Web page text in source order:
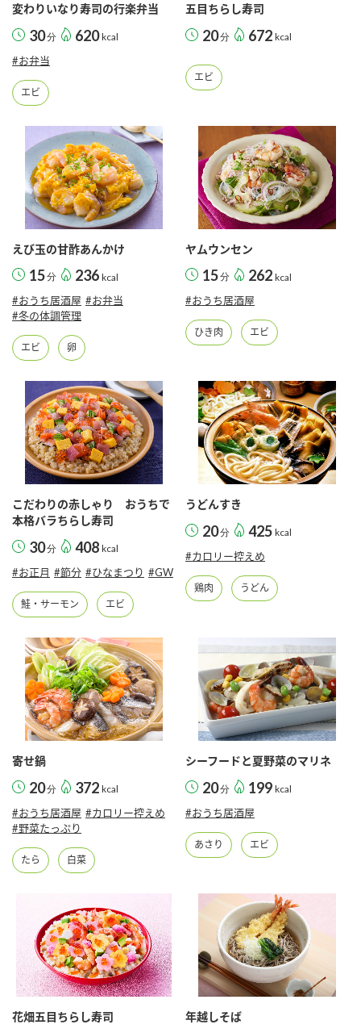
ぽん酢サワー
鍋奉行マニュアル
ミツカンのCM
ロングセラー商品 ＋ おすすめレシピ
人気商品 ＋ おすすめレシピ
おいしさと健康への取り組み
地図から取り扱い店舗を探す
検索
業務用サイト ミツカングループについて 製造所固有記号一覧
変わりいなり寿司の行楽弁当
30分 620 kcal
#お弁当
エビ
五目ちらし寿司
20分 672 kcal
エビ
えび玉の甘酢あんかけ
15分 236 kcal
#おうち居酒屋 #お弁当
#冬の体調管理
エビ 卵
ヤムウンセン
15分 262 kcal
#おうち居酒屋
ひき肉 エビ
こだわりの赤しゃり おうちで
本格バラちらし寿司
30分 408 kcal
#お正月 #節分 #ひなまつり #GW
鮭・サーモン エビ
うどんすき
20分 425 kcal
#カロリー控えめ
鶏肉 うどん
寄せ鍋
20分 372 kcal
#おうち居酒屋 #カロリー控えめ
#野菜たっぷり
たら 白菜
シーフードと夏野菜のマリネ
20分 199 kcal
#おうち居酒屋
あさり エビ
花畑五目ちらし寿司 年越しそば